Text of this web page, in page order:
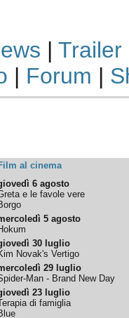
| Trailer
| Forum |
al cinema
6 agosto
e le favole vere
5 agosto
30 luglio
Novak's Vertigo
29 luglio
Man - Brand New Day
23 luglio
di famiglia